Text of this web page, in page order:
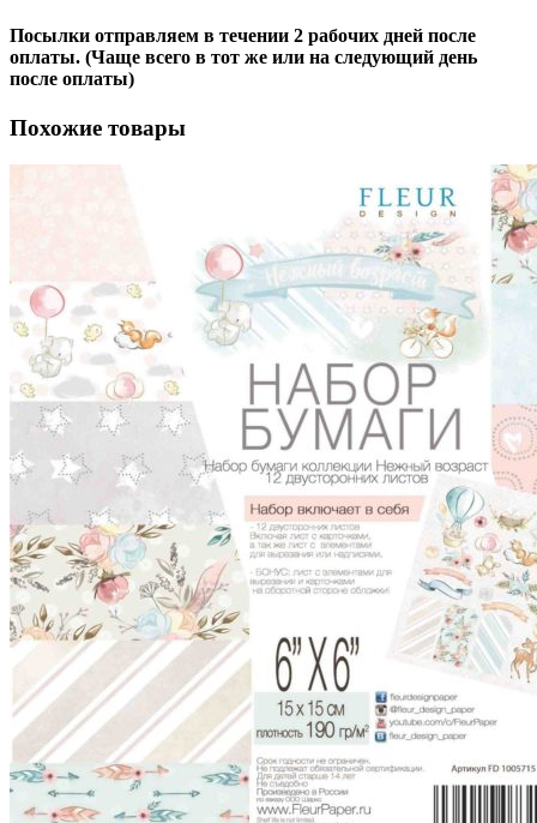
Посылки отправляем в течении 2 рабочих дней после
оплаты. (Чаще всего в тот же или на следующий день
после оплаты)
Похожие товары